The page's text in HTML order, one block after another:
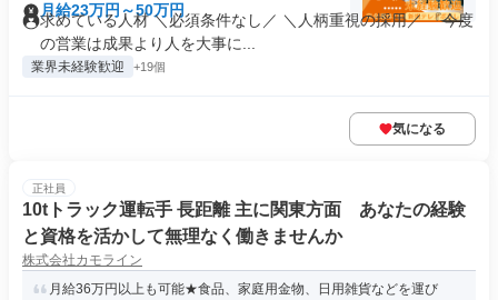
月給23万円～50万円
求めている人材 ＼必須条件なし／ ＼人柄重視の採用／ 『今度
の営業は成果より人を大事に...
業界未経験歓迎 +19個
気になる
正社員
10tトラック運転手 長距離 主に関東方面 あなたの経験
と資格を活かして無理なく働きませんか
株式会社カモライン
月給36万円以上も可能★食品、家庭用金物、日用雑貨などを運び